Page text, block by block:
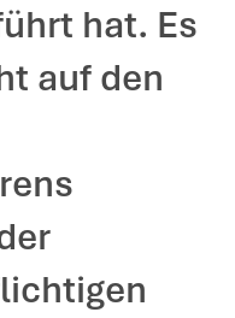
hat. Es
auf den